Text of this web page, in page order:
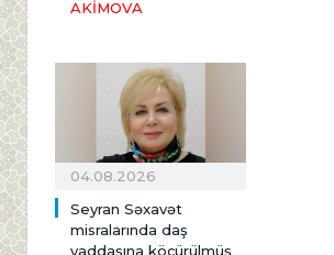
AKİMOVA
04.08.2026
Seyran Səxavət
misralarında daş
yaddaşına köçürülmüş